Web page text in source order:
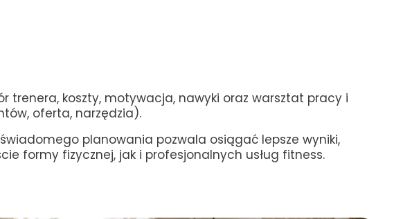
trenera, koszty, motywacja, nawyki oraz warsztat pracy i
oferta, narzędzia).
planowania pozwala osiągać lepsze wyniki,
formy fizycznej, jak i profesjonalnych usług fitness.